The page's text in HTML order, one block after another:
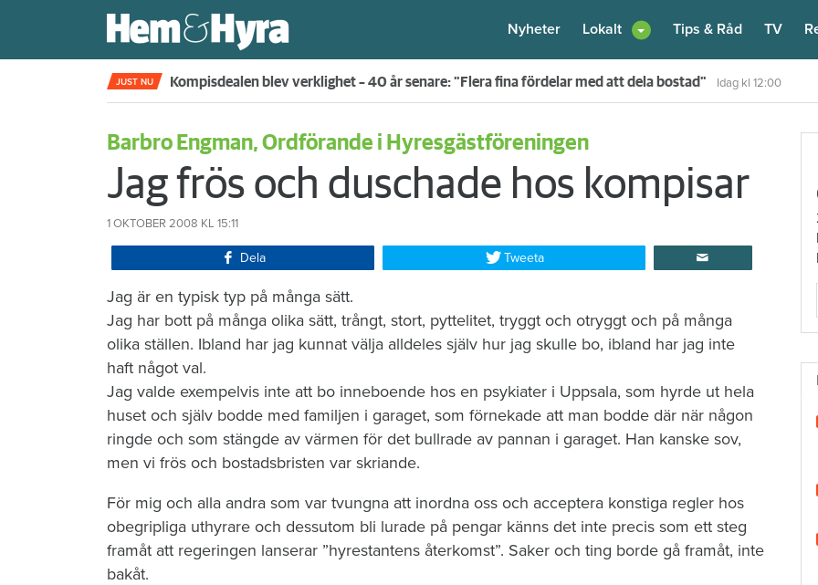
Nyheter Lokalt Tips & Råd TV
JUST NU Rökte inomhus och övergav lägenheten – nu kräver värden honom på 100 000 kronor Idag kl 10:30
Barbro Engman, Ordförande i Hyresgästföreningen
Jag frös och duschade hos kompisar
1 OKTOBER 2008 KL 15:11
Dela Tweeta
​Jag är en typisk typ på många sätt.
Jag har bott på många olika sätt, trångt, stort, pyttelitet, tryggt och otryggt och på många
olika ställen. Ibland har jag kunnat välja alldeles själv hur jag skulle bo, ibland har jag inte
haft något val.
Jag valde exempelvis inte att bo inneboende hos en psykiater i Uppsala, som hyrde ut hela
huset och själv bodde med familjen i garaget, som förnekade att man bodde där när någon
ringde och som stängde av värmen för det bullrade av pannan i garaget. Han kanske sov,
men vi frös och bostadsbristen var skriande.
För mig och alla andra som var tvungna att inordna oss och acceptera konstiga regler hos
obegripliga uthyrare och dessutom bli lurade på pengar känns det inte precis som ett steg
framåt att regeringen lanserar ”hyrestantens återkomst”. Saker och ting borde gå framåt, inte
bakåt.